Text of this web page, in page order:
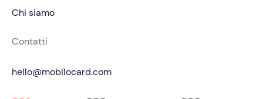
Chi siamo
Contatti
hello@mobilocard.com